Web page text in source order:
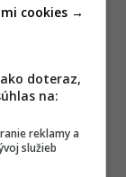
doteraz,
na:
reklamy a
služieb
cookies →